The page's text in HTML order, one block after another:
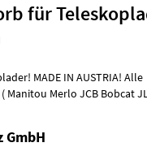
für
Alle
GmbH